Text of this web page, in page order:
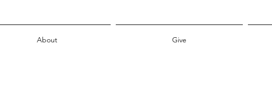
About Give